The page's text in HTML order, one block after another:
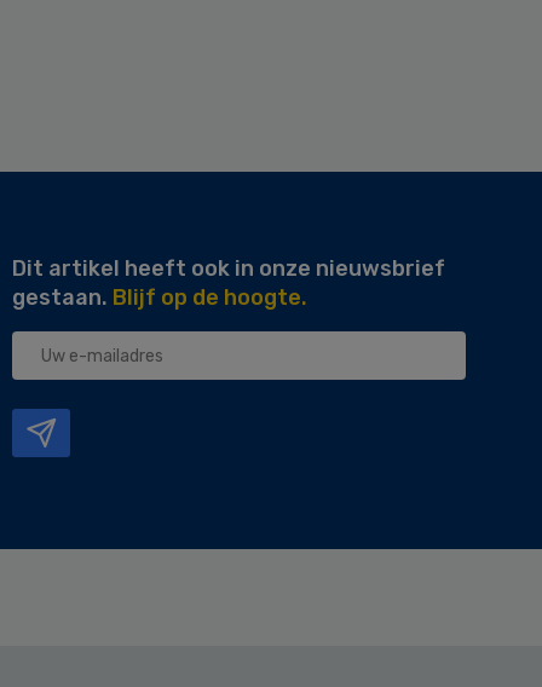
Dit artikel heeft ook in onze nieuwsbrief
gestaan. Blijf op de hoogte.
Uw